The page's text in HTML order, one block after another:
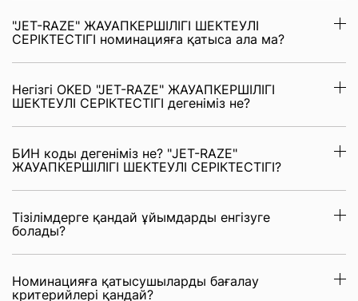
"JET-RAZE" ЖАУАПКЕРШІЛІГІ ШЕКТЕУЛІ
СЕРІКТЕСТІГІ номинацияға қатыса ала ма?
Негізгі OKED "JET-RAZE" ЖАУАПКЕРШІЛІГІ
ШЕКТЕУЛІ СЕРІКТЕСТІГІ дегеніміз не?
БИН коды дегеніміз не? "JET-RAZE"
ЖАУАПКЕРШІЛІГІ ШЕКТЕУЛІ СЕРІКТЕСТІГІ?
Тізілімдерге қандай ұйымдарды енгізуге
болады?
Номинацияға қатысушыларды бағалау
критерийлері қандай?